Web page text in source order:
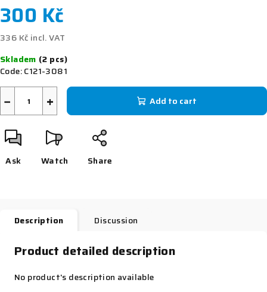
300 Kč
336 Kč incl. VAT
price:
Skladem (2 pcs)
Code:C121-3081
+
− Add to cart
Ask Watch Share
Description Discussion
Product detailed description
No product's description available